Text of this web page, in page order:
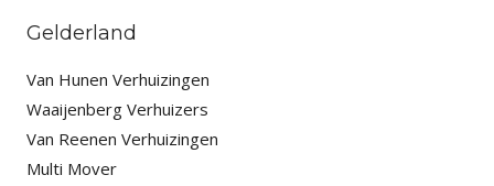
Gelderland
Van Hunen Verhuizingen
Waaijenberg Verhuizers
Van Reenen Verhuizingen
Multi Mover